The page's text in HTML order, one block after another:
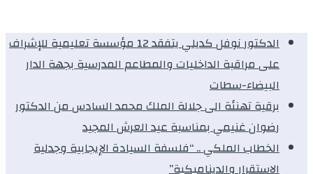
الدكتور نوفل كديلي يتفقد 12 مؤسسة تعليمية للإشراف
على مراقبة الداخليات والمطاعم المدرسية بجهة الدار
البيضاء-سطات
برقية تهنئة الى جلالة الملك محمد السادس من الدكتور
رضوان غنيمي بمناسبة عيد العرش المجيد
الخطاب الملكي .. “فلسفة السيادة الإيجابية وجدلية
الاستقرار والديناميكية”